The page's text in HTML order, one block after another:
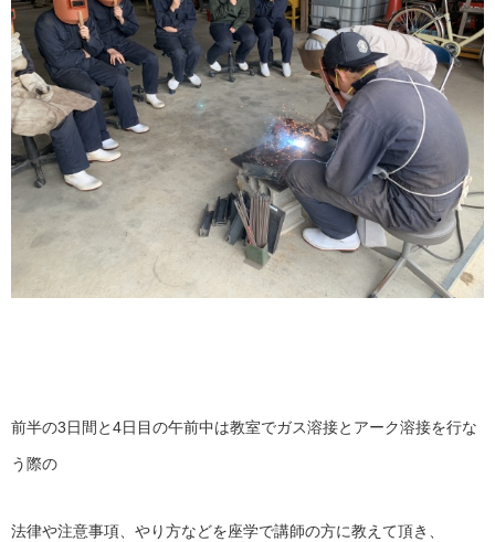
前半の3日間と4日目の午前中は教室でガス溶接とアーク溶接を行な
う際の
法律や注意事項、やり方などを座学で講師の方に教えて頂き、